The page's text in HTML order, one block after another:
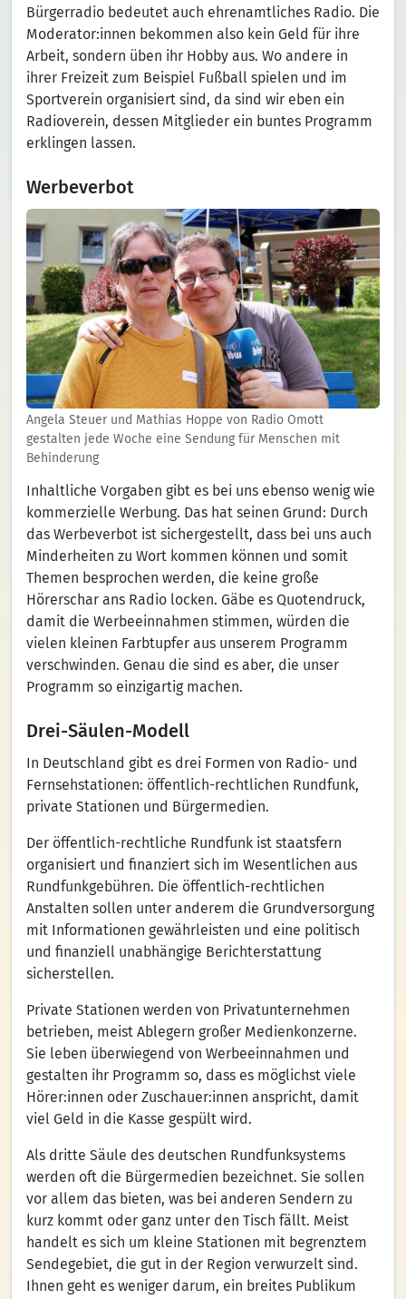
Bürgerradio bedeutet auch ehrenamtliches Radio. Die
Moderator:innen bekommen also kein Geld für ihre
Arbeit, sondern üben ihr Hobby aus. Wo andere in
ihrer Freizeit zum Beispiel Fußball spielen und im
Sportverein organisiert sind, da sind wir eben ein
Radioverein, dessen Mitglieder ein buntes Programm
erklingen lassen.
Werbeverbot
Angela Steuer und Mathias Hoppe von Radio Omott
gestalten jede Woche eine Sendung für Menschen mit
Behinderung
Inhaltliche Vorgaben gibt es bei uns ebenso wenig wie
kommerzielle Werbung. Das hat seinen Grund: Durch
das Werbeverbot ist sichergestellt, dass bei uns auch
Minderheiten zu Wort kommen können und somit
Themen besprochen werden, die keine große
Hörerschar ans Radio locken. Gäbe es Quotendruck,
damit die Werbeeinnahmen stimmen, würden die
vielen kleinen Farbtupfer aus unserem Programm
verschwinden. Genau die sind es aber, die unser
Programm so einzigartig machen.
Drei-Säulen-Modell
In Deutschland gibt es drei Formen von Radio- und
Fernsehstationen: öffentlich-rechtlichen Rundfunk,
private Stationen und Bürgermedien.
Der öffentlich-rechtliche Rundfunk ist staatsfern
organisiert und finanziert sich im Wesentlichen aus
Rundfunkgebühren. Die öffentlich-rechtlichen
Anstalten sollen unter anderem die Grundversorgung
mit Informationen gewährleisten und eine politisch
und finanziell unabhängige Berichterstattung
sicherstellen.
Private Stationen werden von Privatunternehmen
betrieben, meist Ablegern großer Medienkonzerne.
Sie leben überwiegend von Werbeeinnahmen und
gestalten ihr Programm so, dass es möglichst viele
Hörer:innen oder Zuschauer:innen anspricht, damit
viel Geld in die Kasse gespült wird.
Als dritte Säule des deutschen Rundfunksystems
werden oft die Bürgermedien bezeichnet. Sie sollen
vor allem das bieten, was bei anderen Sendern zu
kurz kommt oder ganz unter den Tisch fällt. Meist
handelt es sich um kleine Stationen mit begrenztem
Sendegebiet, die gut in der Region verwurzelt sind.
Ihnen geht es weniger darum, ein breites Publikum